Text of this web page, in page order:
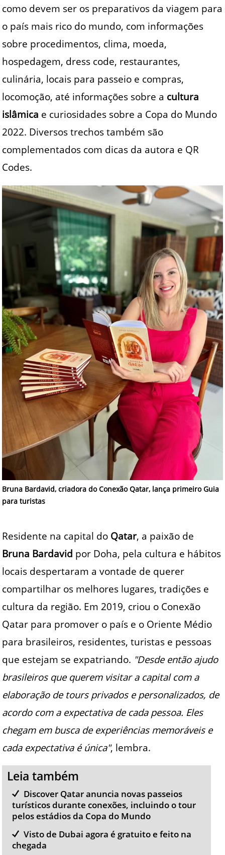
como devem ser os preparativos da viagem para
o país mais rico do mundo, com informações
sobre procedimentos, clima, moeda,
hospedagem, dress code, restaurantes,
culinária, locais para passeio e compras,
locomoção, até informações sobre a cultura
islâmica e curiosidades sobre a Copa do Mundo
2022. Diversos trechos também são
complementados com dicas da autora e QR
Codes.
Bruna Bardavid, criadora do Conexão Qatar, lança primeiro Guia
para turistas
Residente na capital do Qatar, a paixão de
Bruna Bardavid por Doha, pela cultura e hábitos
locais despertaram a vontade de querer
compartilhar os melhores lugares, tradições e
cultura da região. Em 2019, criou o Conexão
Qatar para promover o país e o Oriente Médio
para brasileiros, residentes, turistas e pessoas
que estejam se expatriando. "Desde então ajudo
brasileiros que querem visitar a capital com a
elaboração de tours privados e personalizados, de
acordo com a expectativa de cada pessoa. Eles
chegam em busca de experiências memoráveis e
cada expectativa é única", lembra.
Leia também
Discover Qatar anuncia novas passeios
turísticos durante conexões, incluindo o tour
pelos estádios da Copa do Mundo
Visto de Dubai agora é gratuito e feito na
chegada